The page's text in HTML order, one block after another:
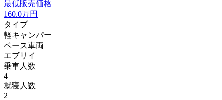
最低販売価格
160.0万円
タイプ
軽キャンパー
ベース車両
エブリイ
乗車人数
4
就寝人数
2